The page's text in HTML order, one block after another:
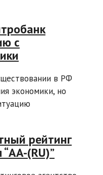
с
в РФ
экономики, но
рейтинг
(RU)”